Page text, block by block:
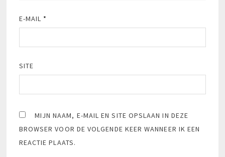
E-MAIL *
SITE
MIJN NAAM, E-MAIL EN SITE OPSLAAN IN DEZE
BROWSER VOOR DE VOLGENDE KEER WANNEER IK EEN
REACTIE PLAATS.